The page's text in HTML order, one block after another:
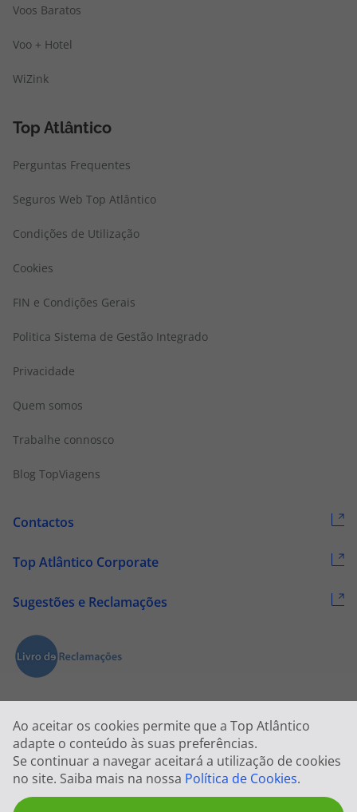
Ao aceitar os cookies permite que a Top Atlântico
adapte o conteúdo às suas preferências.
Se continuar a navegar aceitará a utilização de cookies
no site. Saiba mais na nossa Política de Cookies.
Voos Baratos
Voo + Hotel
WiZink
Top Atlântico
Perguntas Frequentes
Seguros Web Top Atlântico
Condições de Utilização
Cookies
FIN e Condições Gerais
Politica Sistema de Gestão Integrado
Privacidade
Quem somos
Trabalhe connosco
Blog TopViagens
Contactos
Top Atlântico Corporate
Sugestões e Reclamações
2026 © Todos os direitos reservados:Top Atlântico, Viagens e Turismo